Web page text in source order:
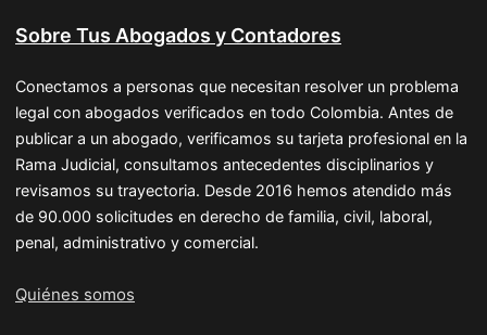
Sobre Tus Abogados y Contadores
Conectamos a personas que necesitan resolver un problema
legal con abogados verificados en todo Colombia. Antes de
publicar a un abogado, verificamos su tarjeta profesional en la
Rama Judicial, consultamos antecedentes disciplinarios y
revisamos su trayectoria. Desde 2016 hemos atendido más
de 90.000 solicitudes en derecho de familia, civil, laboral,
penal, administrativo y comercial.
Quiénes somos